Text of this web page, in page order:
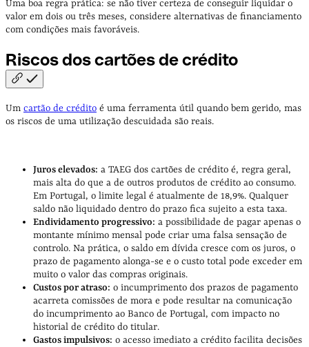
Uma boa regra prática: se não tiver certeza de conseguir liquidar o
valor em dois ou três meses, considere alternativas de financiamento
com condições mais favoráveis.
Riscos dos cartões decrédito
Um cartão de crédito é uma ferramenta útil quando bem gerido, mas
os riscos de uma utilização descuidada são reais.
Juros elevados: a TAEG dos cartões de crédito é, regra geral,
mais alta do que a de outros produtos de crédito ao consumo.
Em Portugal, o limite legal é atualmente de 18,9%. Qualquer
saldo não liquidado dentro do prazo fica sujeito a esta taxa.
Endividamento progressivo: a possibilidade de pagar apenas o
montante mínimo mensal pode criar uma falsa sensação de
controlo. Na prática, o saldo em dívida cresce com os juros, o
prazo de pagamento alonga-se e o custo total pode exceder em
muito o valor das compras originais.
Custos por atraso: o incumprimento dos prazos de pagamento
acarreta comissões de mora e pode resultar na comunicação
do incumprimento ao Banco de Portugal, com impacto no
historial de crédito do titular.
Gastos impulsivos: o acesso imediato a crédito facilita decisões